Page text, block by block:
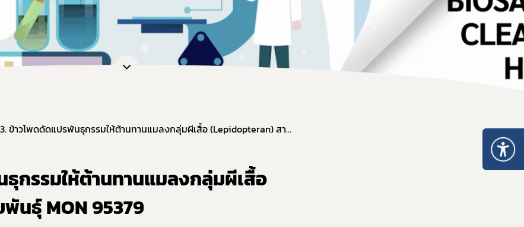
คณะกรรมการอาหาร
อาหาร
นอาหาร
นทรีย์โพรไบโอติกในอาหาร
อาหารด้านจุลินทรีย์ที่ทำให้เกิดโรค
อาหารที่มีสารพิษ-ยาสัตว์ตกค้าง
ากสิ่งมีชีวิตดัดแปรพันธุกรรม
าตรฐานระบบการผลิตอาหาร)
หน่วยตรวจหรือหน่วยรับรองสถานที่ผลิตอาหาร
หน่วยตรวจวิเคราะห์อาหาร/ ภาชนะบรรจุอาหาร
หน่วยฝึกอบรมที่ขึ้นบัญชีกับ อย.
ข้อมูลการขออนุญาตผู้ประกอบการเศรษฐกิจฐานราก ให้ได้มาตรฐาน อย. และส่งออก
13. ข้าวโพดดัดแปรพันธุกรรมให้ต้านทานแมลงกลุ่มผีเสื้อ (Lepidopteran) สายพันธุ์ MON 95379
กรรมให้ต้านทานแมลงกลุ่มผีเสื้อ
นธุ์ MON 95379